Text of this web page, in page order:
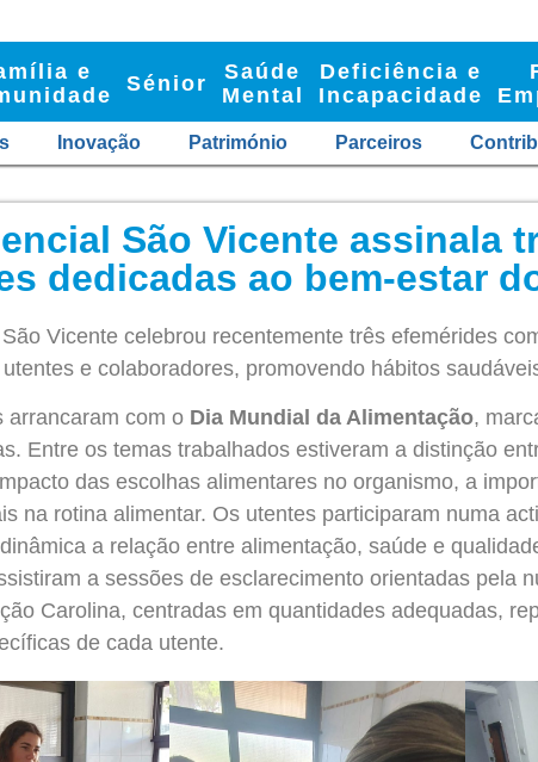
e
Sénior
Saúde
Mental
Deficiência e
Incapacidade
Inovação Património Parceiros
São Vicente assinala
dedicadas ao bem-estar
Vicente celebrou recentemente três efemérides
e colaboradores, promovendo hábitos
arrancaram com o Dia Mundial da Alimentação,
Entre os temas trabalhados estiveram a distinção
das escolhas alimentares no organismo, a
na rotina alimentar. Os utentes participaram numa
a relação entre alimentação, saúde e
a sessões de esclarecimento orientadas pela
Carolina, centradas em quantidades adequadas,
de cada utente.